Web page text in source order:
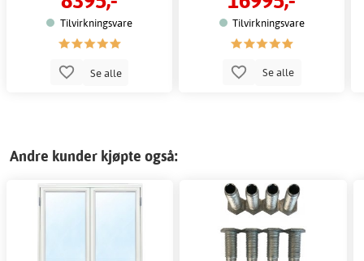
Tilvirkningsvare
Se alle
Tilvirkningsvare
Se alle
Andre kunder kjøpte også: